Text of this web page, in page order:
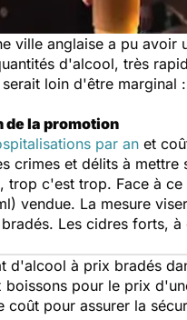
ville anglaise a pu
d'alcool, très
serait loin d'être marginal
de la promotion
par an et
crimes et délits à
trop c'est trop. Face à
vendue. La mesure
Les cidres forts,
d'alcool à prix bradés
pour le prix
pour assurer la